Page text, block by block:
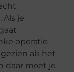
Als je
operatie
als het
daar moet je